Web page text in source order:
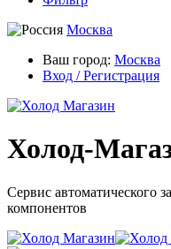
Москва
Ваш город: Москва
Вход / Регистрация
Холод-
Сервис автоматического
компонентов